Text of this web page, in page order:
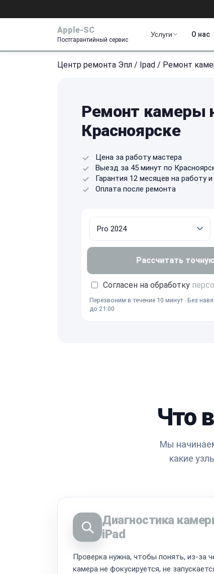
Apple-SC
Постгарантийный сервис
Услуги О нас
Центр ремонта Эпл / Ipad / Ремонт
Ремонт камеры
Красноярске
Цена за работу мастера
Выезд за 45 минут по
Гарантия 12 месяцев на работу
Оплата после ремонта
Рассчитать
Согласен на обработку
Перезвоним в течение 10 минут · Без
до 21:00
Что
Мы
какие
Диагностика
iPad
Проверка нужна, чтобы понять, из-за
камера не фокусируется, не